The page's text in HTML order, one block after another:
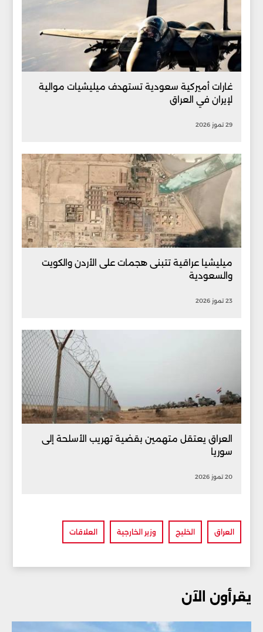
غارات أميركية سعودية تستهدف ميليشيات موالية
لإيران في العراق
29 تموز 2026
ميليشيا عراقية تتبنى هجمات على الأردن والكويت
والسعودية
23 تموز 2026
العراق يعتقل متهمين بقضية تهريب الأسلحة إلى
سوريا
20 تموز 2026
العراق الخليج وزير الخارجية العلاقات
يقرأون الآن